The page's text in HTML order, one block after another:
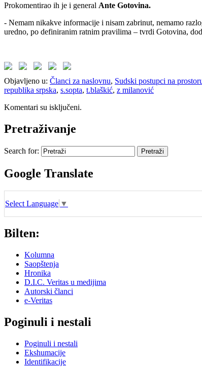
Prokomentirao ih je i general Ante Gotovina.
- Nemam nikakve informacije i nisam zabrinut, nemamo
uredno, po definiranim ratnim pravilima – tvrdi Gotovina,
Objavljeno u: Članci za naslovnu, Sudski postupci na
republika srpska, s.sopta, t.blaškić, z milanović
Komentari su isključeni.
Pretraživanje
Search for:
Google Translate
Select Language ▼
Bilten:
Kolumna
Saopštenja
Hronika
D.I.C. Veritas u medijima
Autorski članci
e-Veritas
Poginuli i nestali
Poginuli i nestali
Ekshumacije
Identifikacije